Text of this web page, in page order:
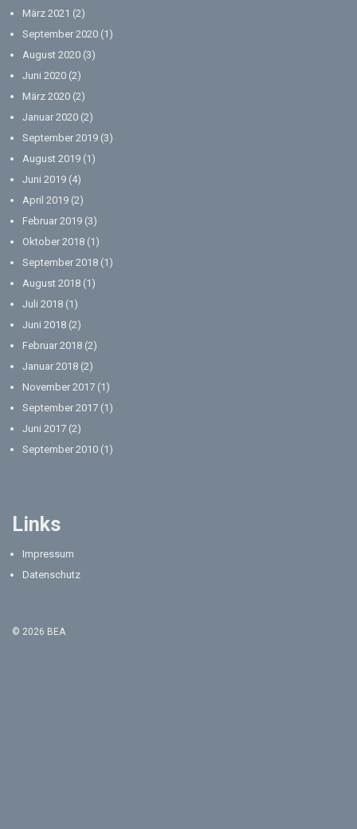
März 2021 (2)
September 2020 (1)
August 2020 (3)
Juni 2020 (2)
März 2020 (2)
Januar 2020 (2)
September 2019 (3)
August 2019 (1)
Juni 2019 (4)
April 2019 (2)
Februar 2019 (3)
Oktober 2018 (1)
September 2018 (1)
August 2018 (1)
Juli 2018 (1)
Juni 2018 (2)
Februar 2018 (2)
Januar 2018 (2)
November 2017 (1)
September 2017 (1)
Juni 2017 (2)
September 2010 (1)
Links
Impressum
Datenschutz
© 2026 BEA